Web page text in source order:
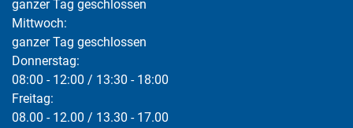
ganzer Tag geschlossen
Mittwoch:
ganzer Tag geschlossen
Donnerstag:
08:00 - 12:00 / 13:30 - 18:00
Freitag:
08.00 - 12.00 / 13.30 - 17.00